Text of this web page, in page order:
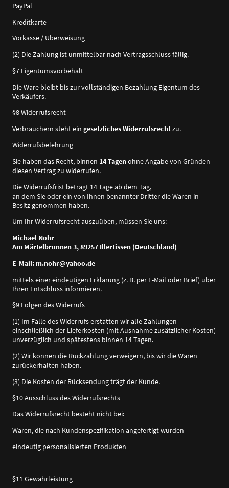
PayPal
Kreditkarte
Vorkasse / Überweisung
(2) Die Zahlung ist unmittelbar nach Vertragsschluss fällig.
§7 Eigentumsvorbehalt
Die Ware bleibt bis zur vollständigen Bezahlung Eigentum des
Verkäufers.
§8 Widerrufsrecht
Verbrauchern steht ein gesetzliches Widerrufsrechtzu.
Widerrufsbelehrung
Sie haben das Recht, binnen 14 Tagenohne Angabe von Gründen
diesen Vertrag zu widerrufen.
Die Widerrufsfrist beträgt 14 Tage ab dem Tag,
an dem Sie oder ein von Ihnen benannter Dritter die Waren in
Besitz genommen haben.
Um Ihr Widerrufsrecht auszuüben, müssen Sie uns:
Michael Nohr
Am Märtelbrunnen 3, 89257 Illertissen (Deutschland)
E-Mail: m.nohr@yahoo.de
mittels einer eindeutigen Erklärung (z. B. per E-Mail oder Brief) über
Ihren Entschluss informieren.
§9 Folgen des Widerrufs
(1) Im Falle des Widerrufs erstatten wir alle Zahlungen
einschließlich der Lieferkosten (mit Ausnahme zusätzlicher Kosten)
unverzüglich und spätestens binnen 14 Tagen.
(2) Wir können die Rückzahlung verweigern, bis wir die Waren
zurückerhalten haben.
(3) Die Kosten der Rücksendung trägt der Kunde.
§10 Ausschluss des Widerrufsrechts
Das Widerrufsrecht besteht nicht bei:
Waren, die nach Kundenspezifikation angefertigt wurden
eindeutig personalisierten Produkten
§11 Gewährleistung